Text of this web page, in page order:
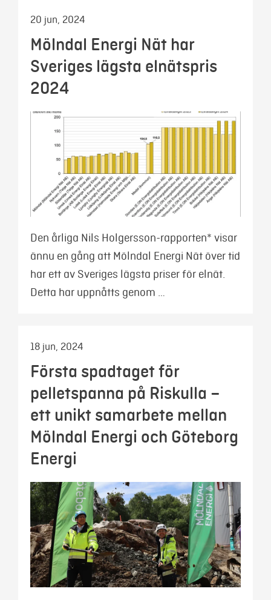
20 jun, 2024
Mölndal Energi Nät har
Sveriges lägsta elnätspris
2024
Den årliga Nils Holgersson-rapporten* visar
ännu en gång att Mölndal Energi Nät över tid
har ett av Sveriges lägsta priser för elnät.
Detta har uppnåtts genom …
18 jun, 2024
Första spadtaget för
pelletspanna på Riskulla –
ett unikt samarbete mellan
Mölndal Energi och Göteborg
Energi